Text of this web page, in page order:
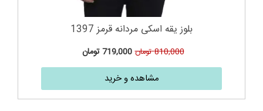
بلوز یقه اسکی مردانه قرمز 1397
810,000تومان 719,000تومان
مشاهده و خرید